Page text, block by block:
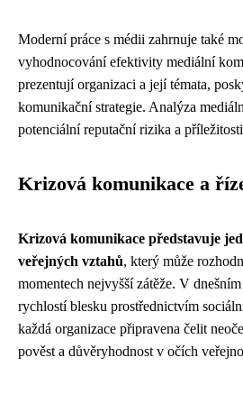
Moderní práce s médii zahrnuje také
vyhodnocování efektivity mediální
prezentují organizaci a její témata,
komunikační strategie. Analýza
potenciální reputační rizika a
Krizová komunikace a
Krizová komunikace představuje
veřejných vztahů, který může
momentech nejvyšší zátěže. V
rychlostí blesku prostřednictvím
každá organizace připravena čelit
pověst a důvěryhodnost v očích